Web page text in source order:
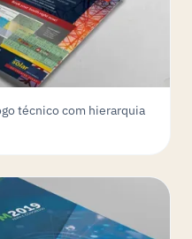
técnico com hierarquia